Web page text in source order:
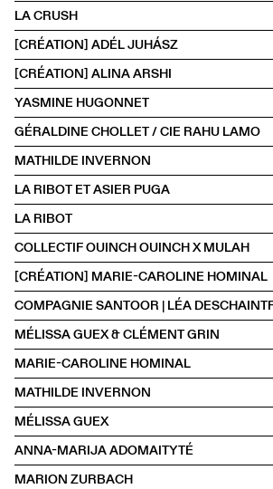
LA CRUSH
[CRÉATION] ADÉL JUHÁSZ
[CRÉATION] ALINA ARSHI
YASMINE HUGONNET
GÉRALDINE CHOLLET / CIE RAHU LAMO
MATHILDE INVERNON
LA RIBOT ET ASIER PUGA
LA RIBOT
COLLECTIF OUINCH OUINCH X MULAH
[CRÉATION] MARIE-CAROLINE HOMINAL
MÉLISSA GUEX & CLÉMENT GRIN
MARIE-CAROLINE HOMINAL
MATHILDE INVERNON
MÉLISSA GUEX
ANNA-MARIJA ADOMAITYTÉ
MARION ZURBACH